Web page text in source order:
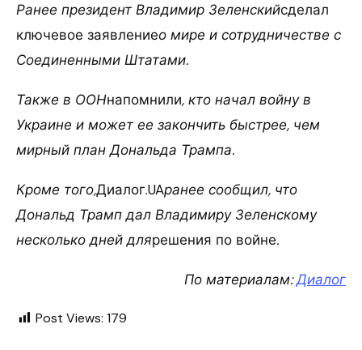
Ранее президент Владимир Зеленскийсделал
ключевое заявлениео мире и сотрудничестве с
Соединенными Штатами.
Также в ООНнапомнили, кто начал войну в
Украине и может ее закончить быстрее, чем
мирный план Дональда Трампа.
Кроме того,Диалог.UAранее сообщил, что
Дональд Трамп дал Владимиру Зеленскому
несколько дней длярешения по войне.
По материалам:Диалог
Post Views: 179